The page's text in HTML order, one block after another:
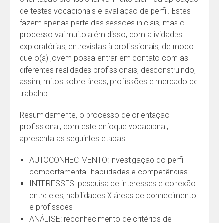
de testes vocacionais e avaliação de perfil. Estes
fazem apenas parte das sessões iniciais, mas o
processo vai muito além disso, com atividades
exploratórias, entrevistas à profissionais, de modo
que o(a) jovem possa entrar em contato com as
diferentes realidades profissionais, desconstruindo,
assim, mitos sobre áreas, profissões e mercado de
trabalho.
Resumidamente, o processo de orientação
profissional, com este enfoque vocacional,
apresenta as seguintes etapas:
AUTOCONHECIMENTO: investigação do perfil
comportamental, habilidades e competências
INTERESSES: pesquisa de interesses e conexão
entre eles, habilidades X áreas de conhecimento
e profissões
ANÁLISE: reconhecimento de critérios de